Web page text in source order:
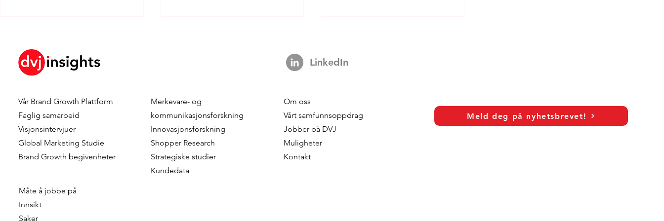
How Brand KPIs Predict
Sales
Your Logo Is Not A Hook:
What Testing 3,000 Ads
Reveal About The Impact Of
Logo Timing In TV
Advertising
Your Brand is Everywhere.
So Why is Your Tracking
Vår Brand Growth Plattform
Faglig samarbeid
Visjonsintervjuer
Global Marketing Studie
Brand Growth begivenheter
Måte å jobbe på
Innsikt
Saker
Merkevare- og
kommunikasjonsforskning
Innovasjonsforskning
Shopper Research
Strategiske studier
Kundedata
LinkedIn
Om oss
Vårt samfunnsoppdrag
Jobber på DVJ
Muligheter
Kontakt
Meld deg på nyhetsbrevet!